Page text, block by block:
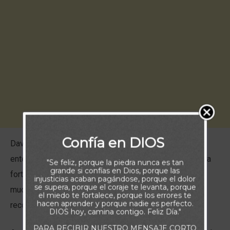
David, guerrero valiente, rey sabio y escritor inspirado,
entendía perfectamente de dónde provenía la verdadera
fortaleza. Para él, la presencia y el amor de Dios eran
mucho más valiosos que cualquier riqueza o
reconocimiento.
Confía en DIOS
"Se feliz, porque la piedra nunca es tan
grande si confías en Dios, porque las
injusticias acaban pagándose, porque el dolor
se supera, porque el coraje te levanta, porque
el miedo te fortalece, porque los errores te
hacen aprender y porque nadie es perfecto.
DIOS hoy, camina contigo. Feliz Día."